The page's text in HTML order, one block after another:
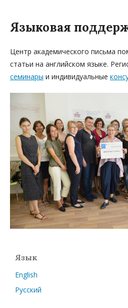
Языковая
Центр академического письма
статьи на английском языке.
семинары и индивидуальные
Язык
English
Русский